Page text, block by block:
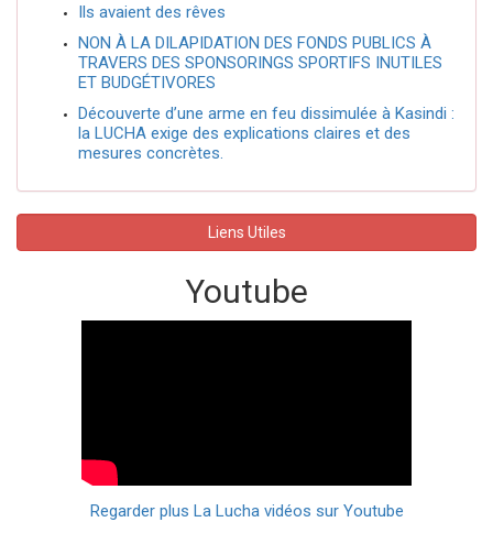
Ils avaient des rêves
NON À LA DILAPIDATION DES FONDS PUBLICS À
TRAVERS DES SPONSORINGS SPORTIFS INUTILES
ET BUDGÉTIVORES
Découverte d’une arme en feu dissimulée à Kasindi :
la LUCHA exige des explications claires et des
mesures concrètes.
Liens Utiles
Youtube
Regarder plus La Lucha vidéos sur Youtube